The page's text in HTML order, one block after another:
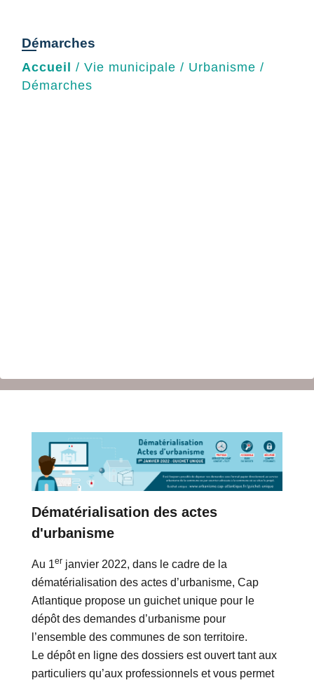
Démarches
Accueil / Vie municipale / Urbanisme /
Démarches
Dématérialisation des actes
d'urbanisme
Au 1er janvier 2022, dans le cadre de la
dématérialisation des actes d’urbanisme, Cap
Atlantique propose un guichet unique pour le
dépôt des demandes d’urbanisme pour
l’ensemble des communes de son territoire.
Le dépôt en ligne des dossiers est ouvert tant aux
particuliers qu’aux professionnels et vous permet